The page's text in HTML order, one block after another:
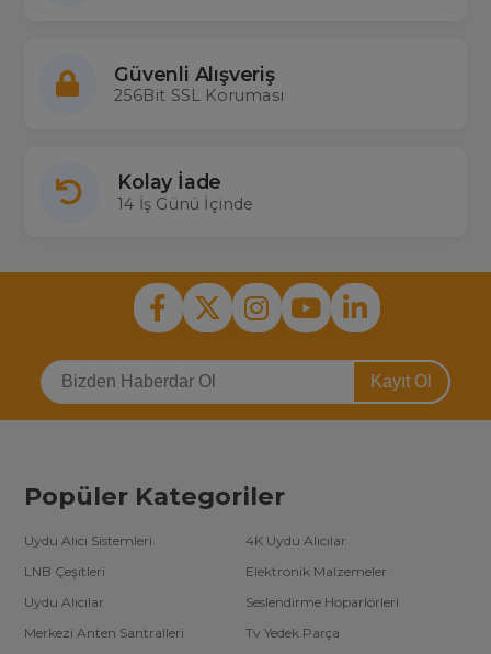
Güvenli Alışveriş
256Bit SSL Koruması
Kolay İade
14 İş Günü İçinde
Kayıt Ol
Popüler Kategoriler
Uydu Alıcı Sistemleri
4K Uydu Alıcılar
LNB Çeşitleri
Elektronik Malzemeler
Uydu Alıcılar
Seslendirme Hoparlörleri
Merkezi Anten Santralleri
Tv Yedek Parça